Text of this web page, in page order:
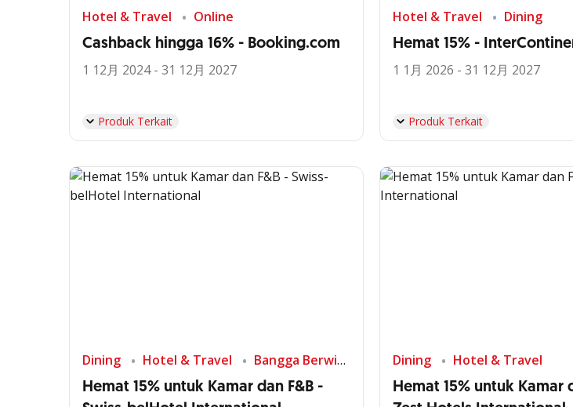
Hotel & Travel Online
Cashback hingga 16% - Booking.com
1 12月 2024 - 31 12月 2027
Produk Terkait
Hotel & Travel Dining
Hemat 15% -
1 1月 2026 - 31 12月 2027
Produk Terkait
Dining Hotel & Travel Bangga Berwisata di Indonesia
Hemat 15% untuk Kamar dan F&B -
Dining Hotel & Travel
Hemat 15% untuk Kamar